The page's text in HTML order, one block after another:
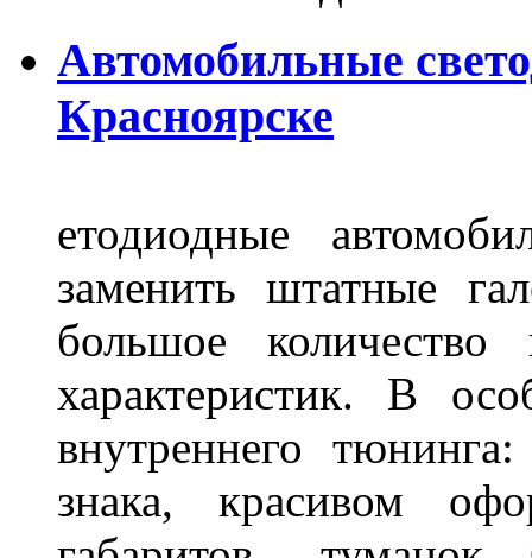
Автомобильные
Красноярске
етодиодные
заменить штатные
большое
характеристик. В
внутреннего
знака, красивом